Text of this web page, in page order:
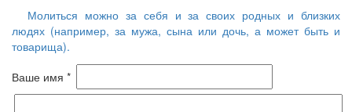
Молиться можно за себя и за своих родных и близких
людях (например, за мужа, сына или дочь, а может быть и
товарища).
Ваше имя *